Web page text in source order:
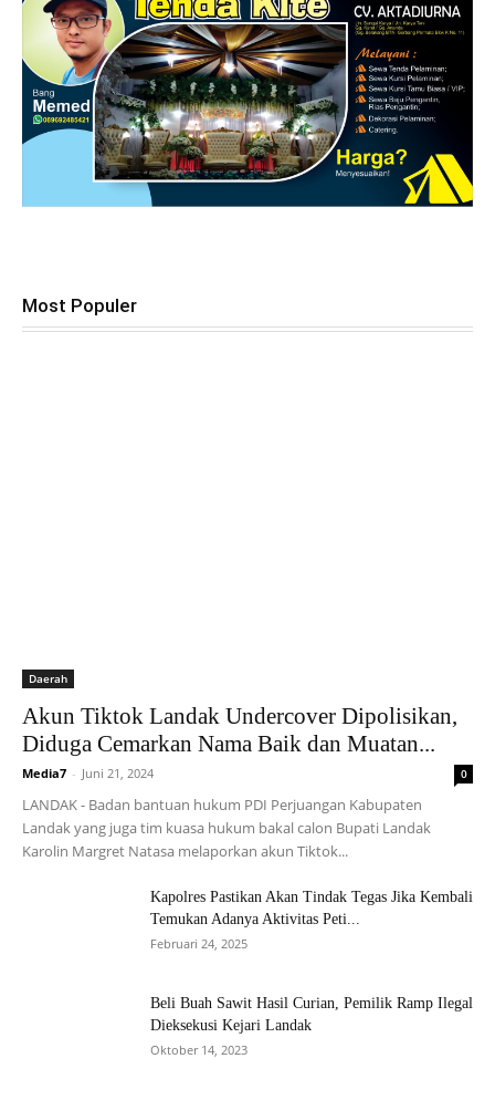
Most Populer
Daerah
Akun Tiktok Landak Undercover Dipolisikan,
Diduga Cemarkan Nama Baik dan Muatan...
Media7 - Juni 21, 2024 0
LANDAK - Badan bantuan hukum PDI Perjuangan Kabupaten
Landak yang juga tim kuasa hukum bakal calon Bupati Landak
Karolin Margret Natasa melaporkan akun Tiktok...
Kapolres Pastikan Akan Tindak Tegas Jika Kembali
Temukan Adanya Aktivitas Peti...
Februari 24, 2025
Beli Buah Sawit Hasil Curian, Pemilik Ramp Ilegal
Dieksekusi Kejari Landak
Oktober 14, 2023